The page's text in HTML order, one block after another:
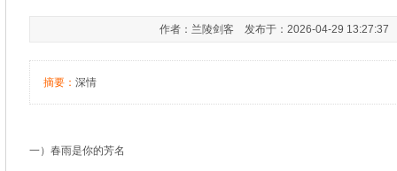
作者：兰陵剑客 发布于：2026-04-29 13:27:37
摘要： 深情
一）春雨是你的芳名